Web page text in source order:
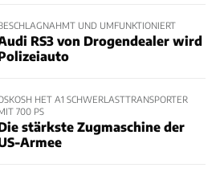
UND UMFUNKTIONIERT
RS3 von Drogendealer wird
HET A1 SCHWERLASTTRANSPORTER
700 PS
stärkste Zugmaschine der
Armee